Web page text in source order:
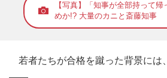
【写真】「知事が全部持って帰
めか!? 大量のカニと斎藤知事
若者たちが合格を蹴った背景には